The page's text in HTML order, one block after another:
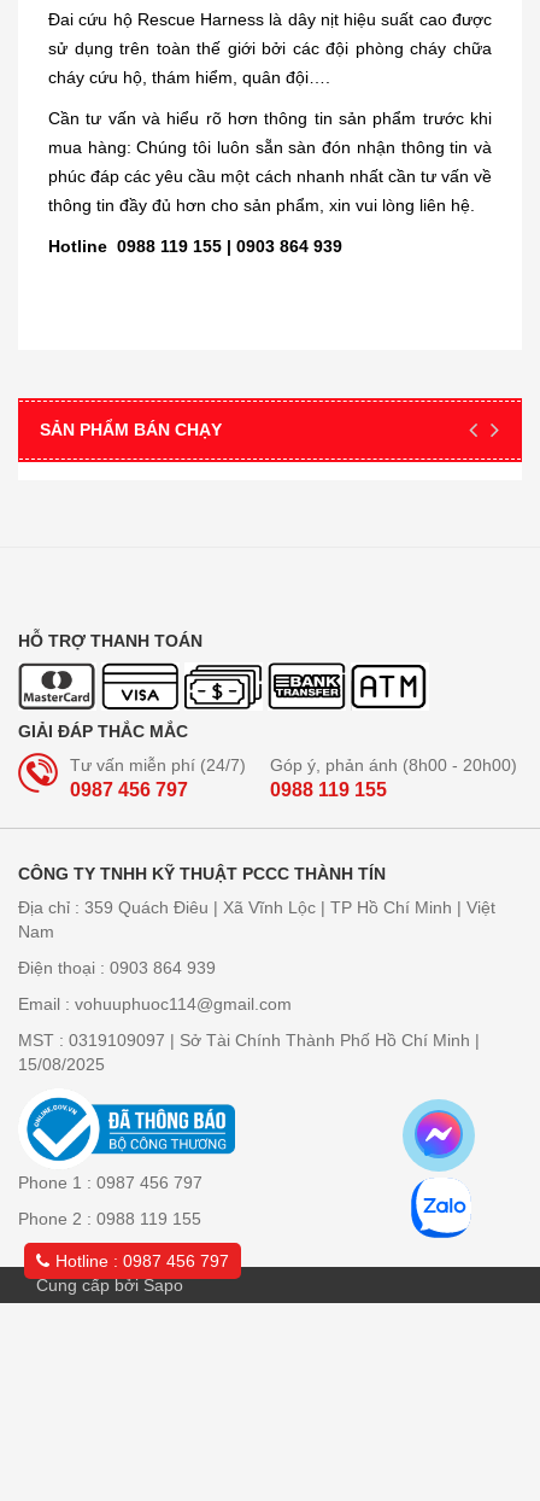
Đai cứu hộ Rescue Harness là dây nịt hiệu suất cao được
sử dụng trên toàn thế giới bởi các đội phòng cháy chữa
cháy cứu hộ, thám hiểm, quân đội….
Cần tư vấn và hiểu rõ hơn thông tin sản phẩm trước khi
mua hàng: Chúng tôi luôn sẵn sàn đón nhận thông tin và
phúc đáp các yêu cầu một cách nhanh nhất cần tư vấn về
thông tin đầy đủ hơn cho sản phẩm, xin vui lòng liên hệ.
Hotline 0988 119 155 | 0903 864 939
SẢN PHẨM BÁN CHẠY
HỖ TRỢ THANH TOÁN
GIẢI ĐÁP THẮC MẮC
Tư vấn miễn phí (24/7)
0987 456 797
Góp ý, phản ánh (8h00 - 20h00)
0988 119 155
CÔNG TY TNHH KỸ THUẬT PCCC THÀNH TÍN
Địa chỉ : 359 Quách Điêu | Xã Vĩnh Lộc | TP Hồ Chí Minh | Việt
Nam
Điện thoại : 0903 864 939
Email : vohuuphuoc114@gmail.com
MST : 0319109097 | Sở Tài Chính Thành Phố Hồ Chí Minh |
15/08/2025
Phone 1 : 0987 456 797
Phone 2 : 0988 119 155
Cung cấp bởi Sapo
Hotline : 0987 456 797